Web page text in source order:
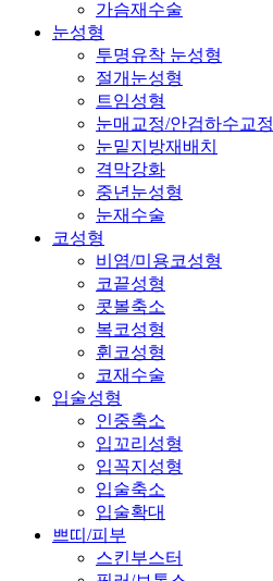
가슴재수술
눈성형
투명유착 눈성형
절개눈성형
트임성형
눈매교정/안검하수교정
눈밑지방재배치
격막강화
중년눈성형
눈재수술
코성형
비염/미용코성형
코끝성형
콧볼축소
복코성형
휜코성형
코재수술
입술성형
인중축소
입꼬리성형
입꼭지성형
입술축소
입술확대
쁘띠/피부
스킨부스터